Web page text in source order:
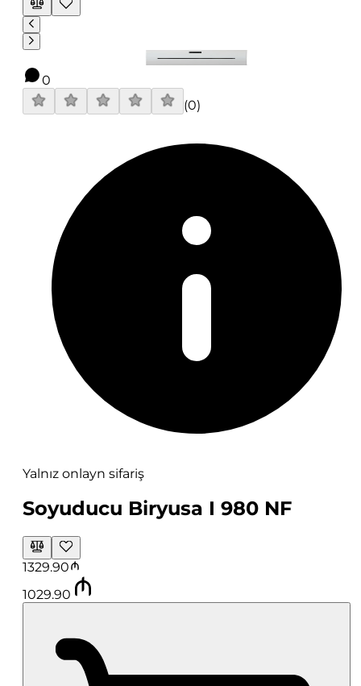
0
(0)
Yalnız onlayn sifariş
Soyuducu Biryusa I 980 NF
1329.90
1029.90